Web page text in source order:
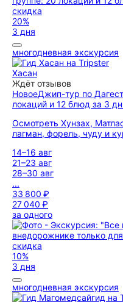
скидка
20%
3 дня
многодневная экскурсия
Хасан
Ждёт отзывов
НовоеДжип-тур по
локаций и 12 блюд за 3
Осмотреть Хунзах,
лагман, форель, чуду и
14–16 авг
21–23 авг
28–30 авг
...
33 800 ₽
27 040 ₽
за одного
скидка
10%
3 дня
многодневная экскурсия